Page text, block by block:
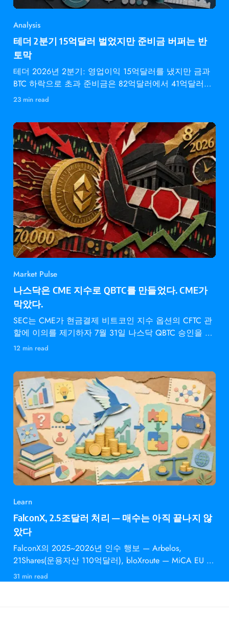
Analysis
테더 2분기 15억달러 벌었지만 준비금 버퍼는 반
토막
테더 2026년 2분기: 영업이익 15억달러를 냈지만 금과
BTC 하락으로 초과 준비금은 82억달러에서 41억달러로
감소.
23 min read
Market Pulse
나스닥은 CME 지수로 QBTC를 만들었다. CME가
막았다.
SEC는 CME가 현금결제 비트코인 지수 옵션의 CFTC 관
할에 이의를 제기하자 7월 31일 나스닥 QBTC 승인을 동
결했다.
12 min read
Learn
FalconX, 2.5조달러 처리 — 매수는 아직 끝나지 않
았다
FalconX의 2025~2026년 인수 행보 — Arbelos,
21Shares(운용자산 110억달러), bloXroute — MiCA EU 승
인과 의미
31 min read